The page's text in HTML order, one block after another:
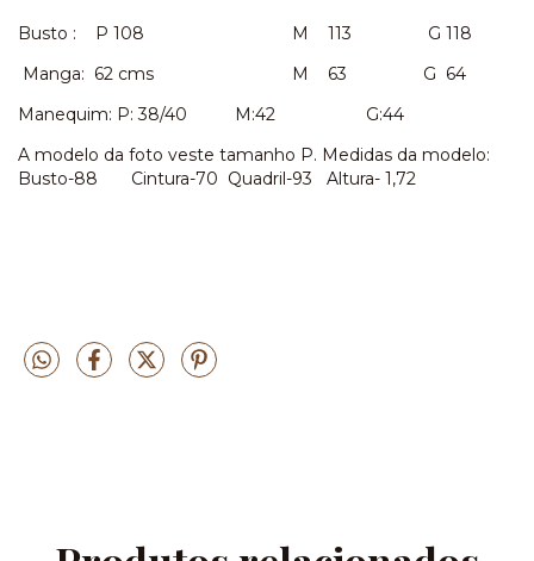
Busto : P 108 M 113 G 118
Manga: 62 cms M 63 G 64
Manequim: P: 38/40 M:42 G:44
A modelo da foto veste tamanho P. Medidas da modelo:
Busto-88 Cintura-70 Quadril-93 Altura- 1,72